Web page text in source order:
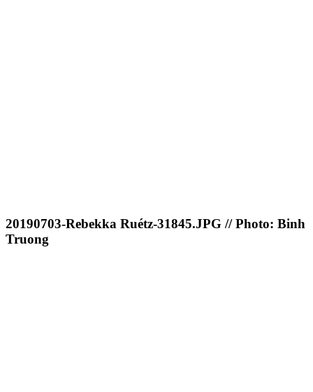
20190703-Rebekka Ruétz-31845.JPG // Photo: Binh
Truong